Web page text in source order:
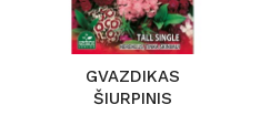
GVAZDIKAS
ŠIURPINIS